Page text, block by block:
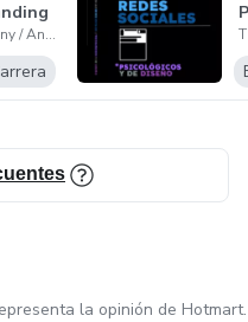
The INK Company / Andres Vrant
la opinión de Hotmart.